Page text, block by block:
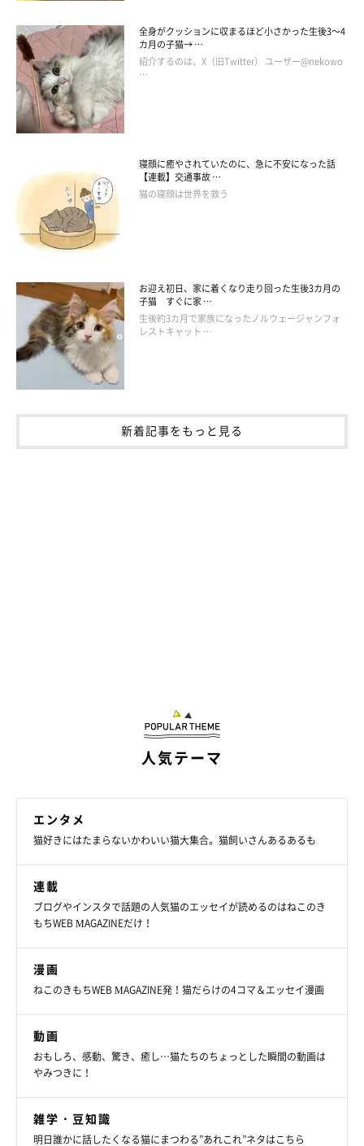
全身がクッションに収まるほど小さかった生後3～4
カ月の子猫→ …
紹介するのは、X（旧Twitter） ユーザー@nekowo
…
寝顔に癒やされていたのに、急に不安になった話
【連載】交通事故 …
猫の寝顔は世界を救う
お迎え初日、家に着くなり走り回った生後3カ月の
子猫 すぐに家 …
生後約3カ月で家族になったノルウェージャンフォ
レストキャット …
新着記事をもっと見る
人気テーマ
エンタメ
猫好きにはたまらないかわいい猫大集合。猫飼いさんあるあるも
連載
ブログやインスタで話題の人気猫のエッセイが読めるのはねこのき
もちWEB MAGAZINEだけ！
漫画
ねこのきもちWEB MAGAZINE発！猫だらけの4コマ＆エッセイ漫画
動画
おもしろ、感動、驚き、癒し…猫たちのちょっとした瞬間の動画は
やみつきに！
雑学・豆知識
明日誰かに話したくなる猫にまつわる”あれこれ”ネタはこちら